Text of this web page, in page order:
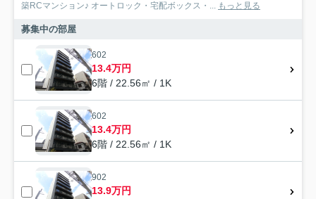
築RCマンション♪ オートロック・宅配ボックス・... もっと見る
募集中の部屋
602
13.4万円
6階 / 22.56㎡ / 1K
602
13.4万円
6階 / 22.56㎡ / 1K
902
13.9万円